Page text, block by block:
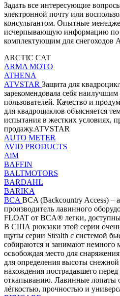
Задать все интересующие
электронной почту или
консультантом. Опытные
исчерпывающую информацию по
комплектующим для снегоходов
ARCTIC CAT
ARMA MOTO
ATHENA
ATVSTAR Защита для
зарекомендовала себя наилучшим
пользователей. Качество и
для квадроциклов объясняется
испытания в жестких условиях,
продажу.ATVSTAR
AUTO METER
AVID PRODUCTS
AiM
BAFFIN
BALTMOTORS
BARDAHL
BARIKA
BCA BCA (Backcountry Access) –
производитель лавинного
FLOAT от BCA® легки,
В США рюкзаки этой серии
щупы серии Stealth с системой
собираются и занимают немного
освобождая место для
для определения высоты
нахождения пострадавшего
откапыванию. Лавинные лопаты
лёгкостью, прочностью и